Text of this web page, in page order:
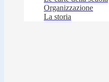
Organizzazione
La storia